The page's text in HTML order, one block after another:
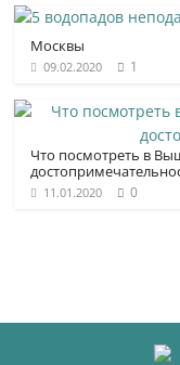
Москвы
09.02.2020 1
Что посмотреть в
11.01.2020 0